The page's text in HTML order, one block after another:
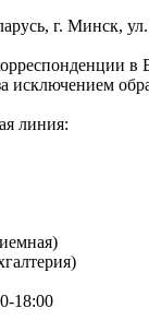
г. Минск,
в
исключением
линия:
18:00